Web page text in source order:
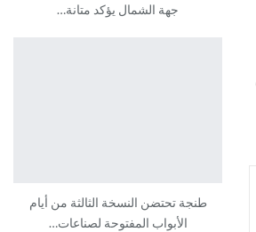
جهة الشمال يؤكد متانة…
طنجة تحتضن النسخة الثالثة من أيام
الأبواب المفتوحة لصناعات…